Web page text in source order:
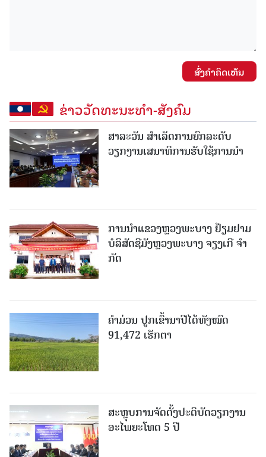
ສົ່ງຄໍາຄິດເຫັນ
ຂ່າວວັດທະນະທຳ-ສັງຄົມ
ສາລະວັນ ສໍາເລັດການຍົກລະດັບ
ວຽກງານເສນາທິການຮັບໃຊ້ການນໍາ
ການນຳແຂວງຫຼວງພະບາງ ຢ້ຽມ​ຢາມ
ບໍ​ລິ​ສັດຊີມັງຫຼວງພະບາງ ຈຽງເກີ ຈໍາ
ກັດ
ຄໍາມ່ວນ ປູກເຂົ້ານາປີໄດ້ທັງໝົດ
91,472 ເຮັກຕາ
ສະຫຼຸບການຈັດຕັ້ງປະຕິບັດວຽກງານ
ອະໄພຍະໂທດ 5 ປີ